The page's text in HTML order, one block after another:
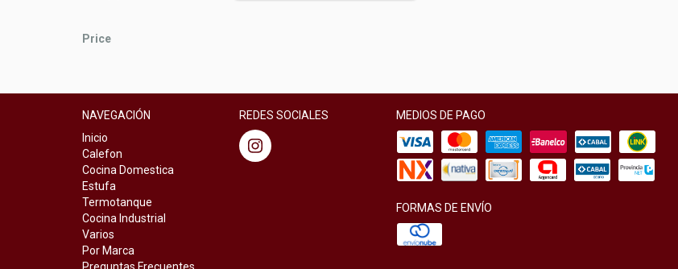
Price
NAVEGACIÓN
Inicio
Calefon
Cocina Domestica
Estufa
Termotanque
Cocina Industrial
Varios
Por Marca
REDES SOCIALES MEDIOS DE PAGO
FORMAS DE ENVÍO